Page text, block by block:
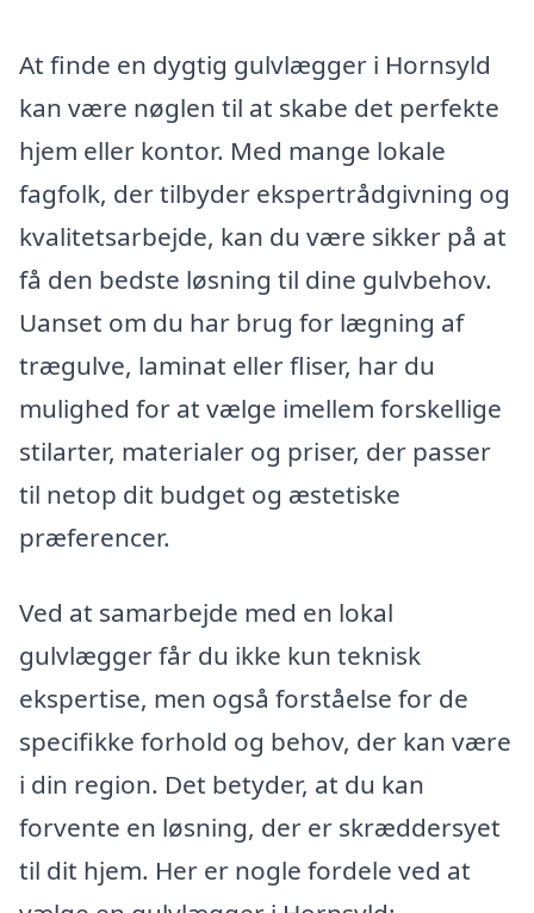
At finde en dygtig gulvlægger i Hornsyld
kan være nøglen til at skabe det perfekte
hjem eller kontor. Med mange lokale
fagfolk, der tilbyder ekspertrådgivning og
kvalitetsarbejde, kan du være sikker på at
få den bedste løsning til dine gulvbehov.
Uanset om du har brug for lægning af
trægulve, laminat eller fliser, har du
mulighed for at vælge imellem forskellige
stilarter, materialer og priser, der passer
til netop dit budget og æstetiske
præferencer.
Ved at samarbejde med en lokal
gulvlægger får du ikke kun teknisk
ekspertise, men også forståelse for de
specifikke forhold og behov, der kan være
i din region. Det betyder, at du kan
forvente en løsning, der er skræddersyet
til dit hjem. Her er nogle fordele ved at